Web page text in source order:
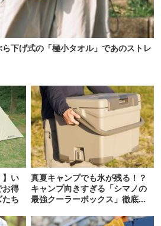
ら下げ式の「極小タオル」であのストレ
】い
お得
ち
真夏キャンプでも氷が残る！？
キャンプ向きすぎる「シマノの
最強クーラーボックス」徹底解